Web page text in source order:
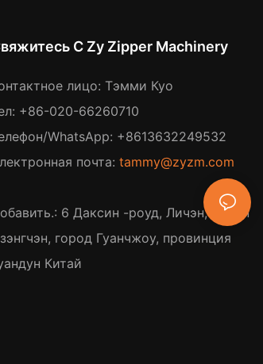
С Zy Zipper Machinery
лицо: Тэмми Куо
+86-020-66260710
WhatsApp: +8613632249532
почта: tammy@zyzm.com
6 Даксин -роуд, Личэн, район
город Гуанчжоу, провинция
Китай